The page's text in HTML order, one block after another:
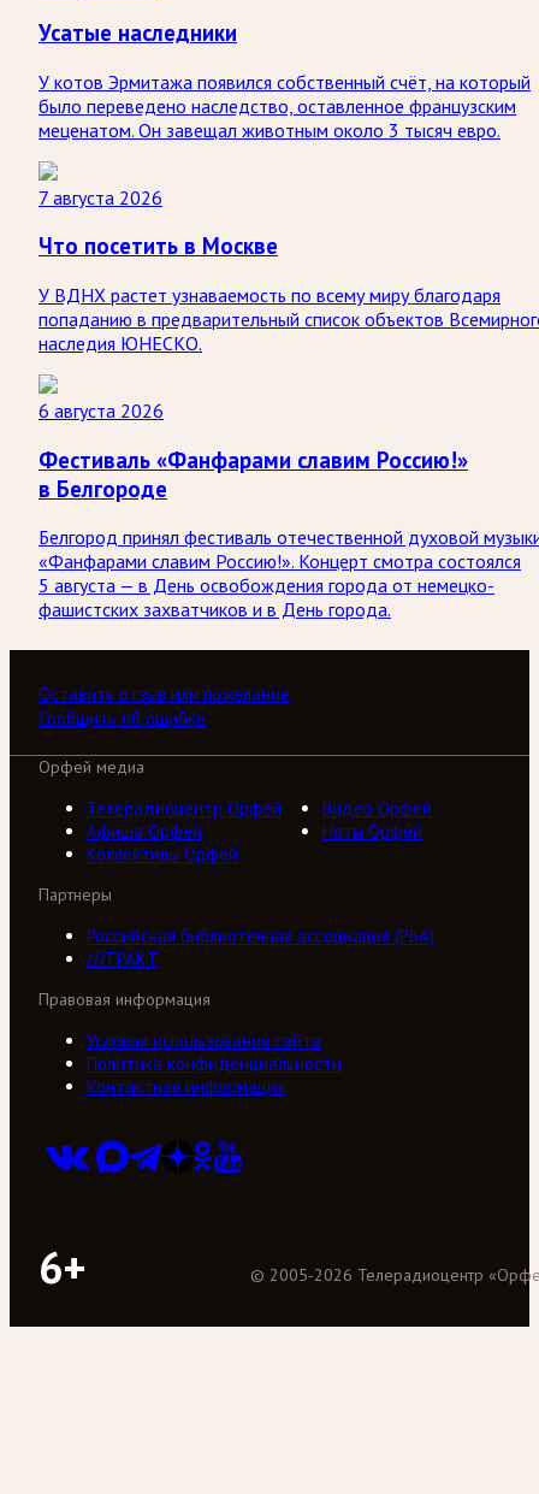
Усатые наследники
У котов Эрмитажа появился собственный счёт, на который
было переведено наследство, оставленное французским
меценатом. Он завещал животным около 3 тысяч евро.
7 августа 2026
Что посетить в Москве
У ВДНХ растет узнаваемость по всему миру благодаря
попаданию в предварительный список объектов
наследия ЮНЕСКО.
6 августа 2026
Фестиваль «Фанфарами славим Россию!»
в Белгороде
Белгород принял фестиваль отечественной духовой
«Фанфарами славим Россию!». Концерт смотра состоялся
5 августа — в День освобождения города от немецко-
фашистских захватчиков и в День города.
Оставить отзыв или пожелание
Сообщить об ошибке
Орфей медиа
Телерадиоцентр Орфей
Видео Орфей
Афиша Орфей
Ноты Орфей
Коллективы Орфей
Партнеры
Российская библиотечная ассоциация (РБА)
///ТРАКТ
Правовая информация
Условия использования сайта
Политика конфиденциальности
Контактная информация
6+ © 2005-2026 Телерадиоцентр